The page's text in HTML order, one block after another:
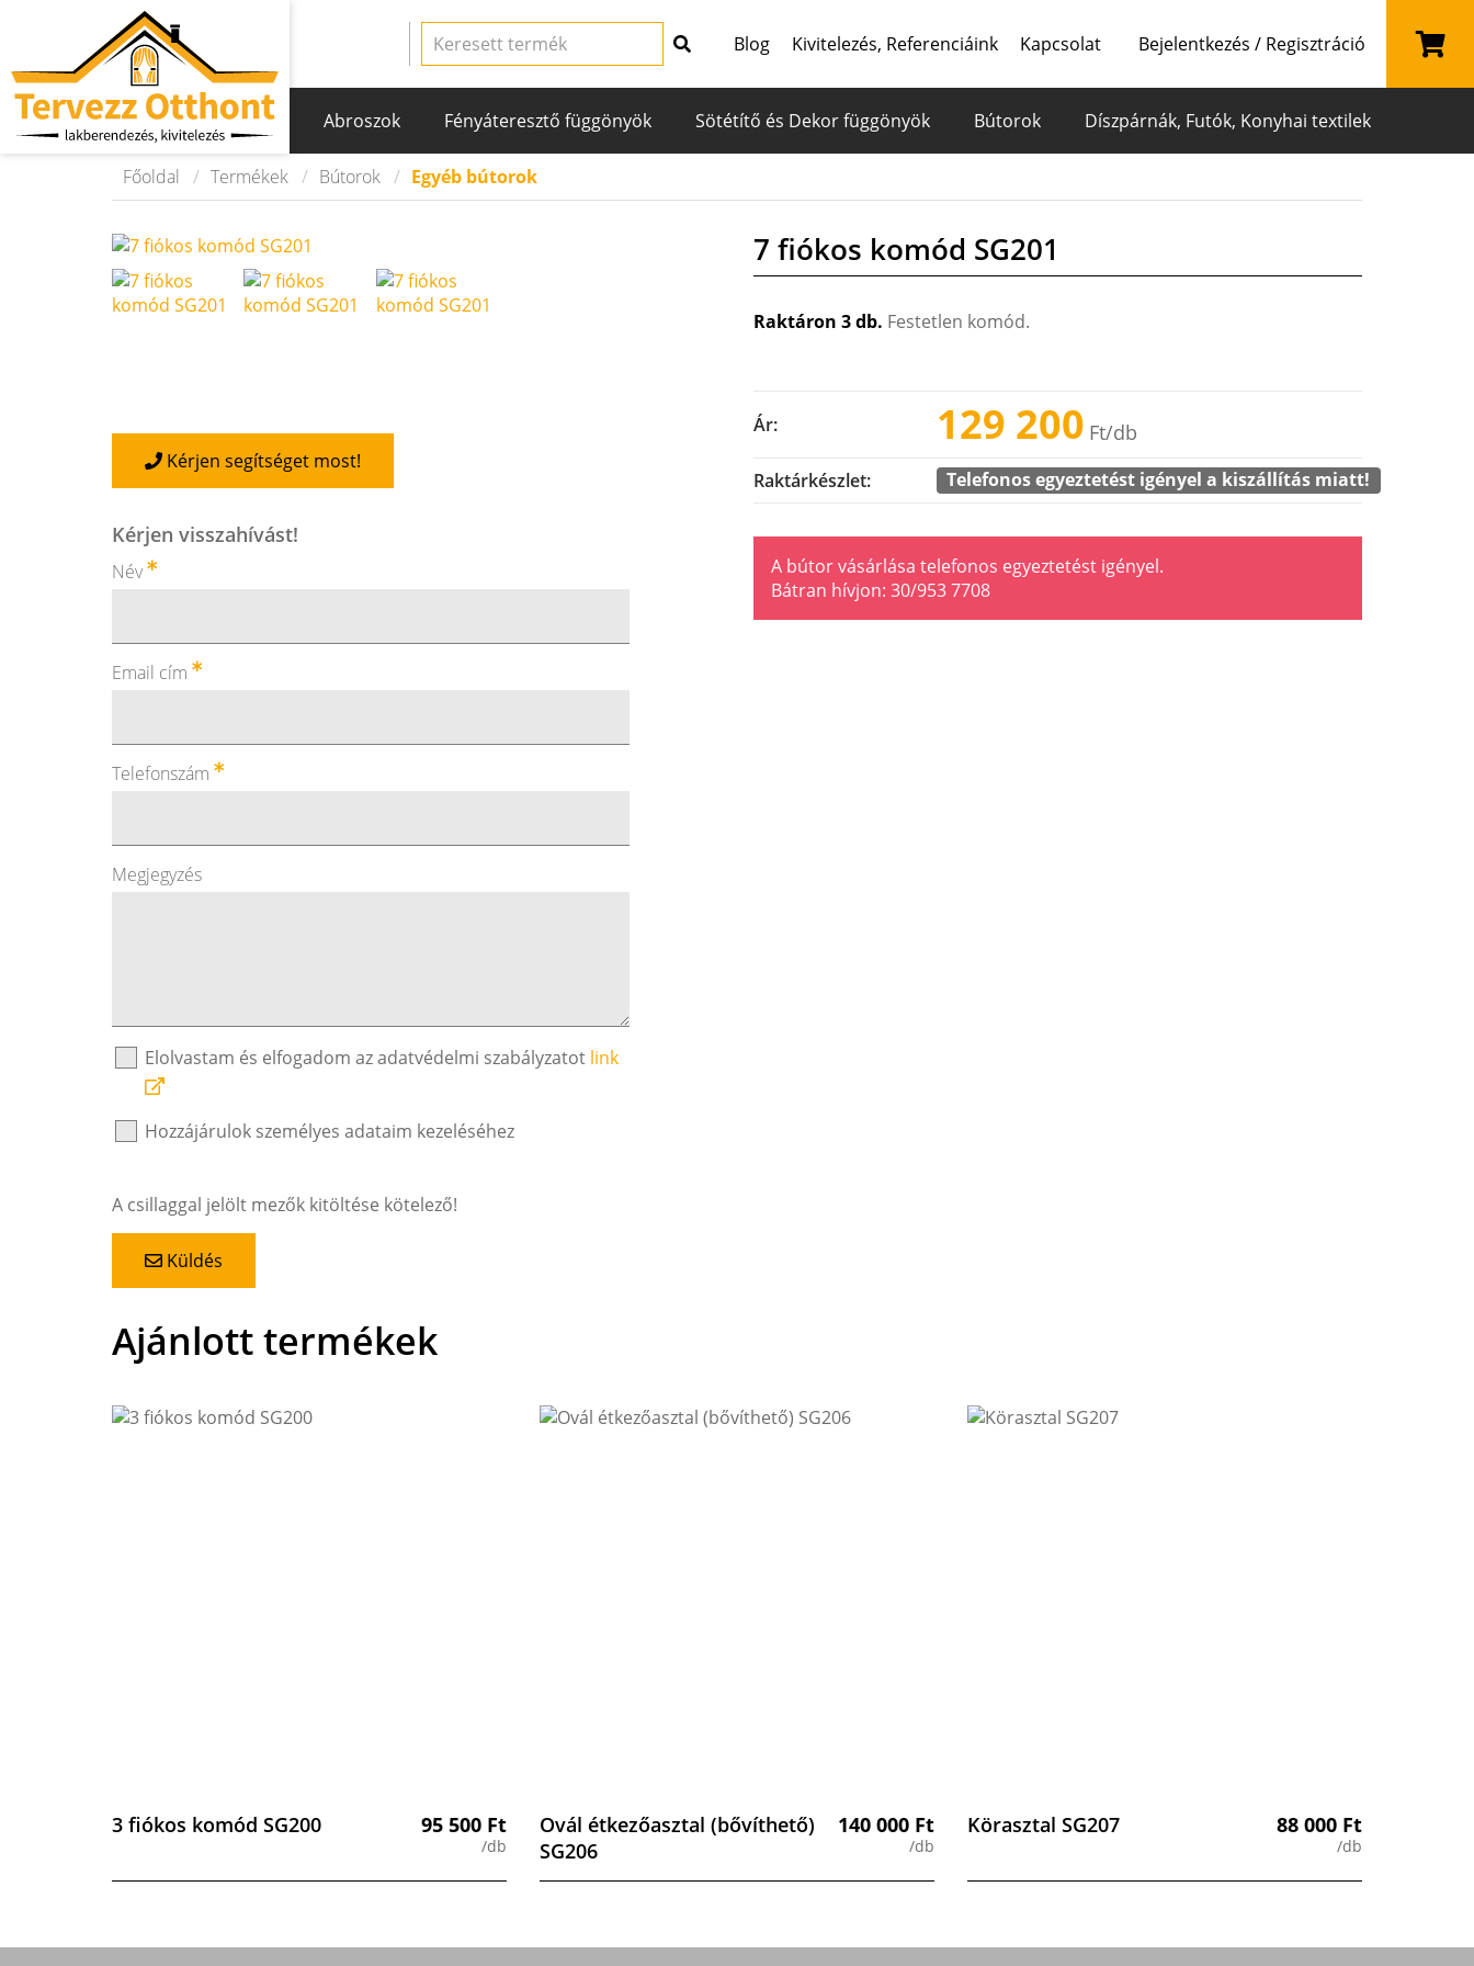
Blog Kivitelezés, Referenciáink Kapcsolat Bejelentkezés / Regisztráció
Abroszok Fényáteresztő függönyök Sötétítő és Dekor függönyök Bútorok Díszpárnák, Futók, Konyhai textilek
Főoldal Termékek Bútorok Egyéb bútorok
Kérjen segítséget most!
Kérjen visszahívást!
Név
Email cím
Telefonszám
Megjegyzés
Elolvastam és elfogadom az adatvédelmi szabályzatot link
Hozzájárulok személyes adataim kezeléséhez
A csillaggal jelölt mezők kitöltése kötelező!
Küldés
7 fiókos komód SG201
Raktáron 3 db. Festetlen komód.
Ár: 129 200 Ft/db
Raktárkészlet: Telefonos egyeztetést igényel a kiszállítás miatt!
A bútor vásárlása telefonos egyeztetést igényel.
Bátran hívjon: 30/953 7708
Ajánlott termékek
3 fiókos komód SG200 95 500 Ft
/db
Ovál étkezőasztal (bővíthető)
SG206
140 000 Ft
/db
Körasztal SG207 88 000 Ft
/db